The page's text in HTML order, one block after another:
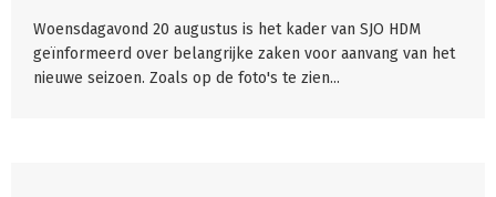
Woensdagavond 20 augustus is het kader van SJO HDM
geïnformeerd over belangrijke zaken voor aanvang van het
nieuwe seizoen. Zoals op de foto's te zien...